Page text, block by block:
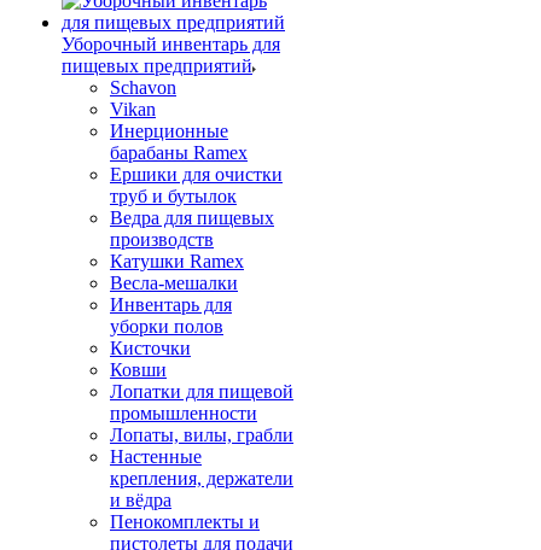
Уборочный инвентарь для
пищевых предприятий
Schavon
Vikan
Инерционные
барабаны Ramex
Ершики для очистки
труб и бутылок
Ведра для пищевых
производств
Катушки Ramex
Весла-мешалки
Инвентарь для
уборки полов
Кисточки
Ковши
Лопатки для пищевой
промышленности
Лопаты, вилы, грабли
Настенные
крепления, держатели
и вёдра
Пенокомплекты и
пистолеты для подачи